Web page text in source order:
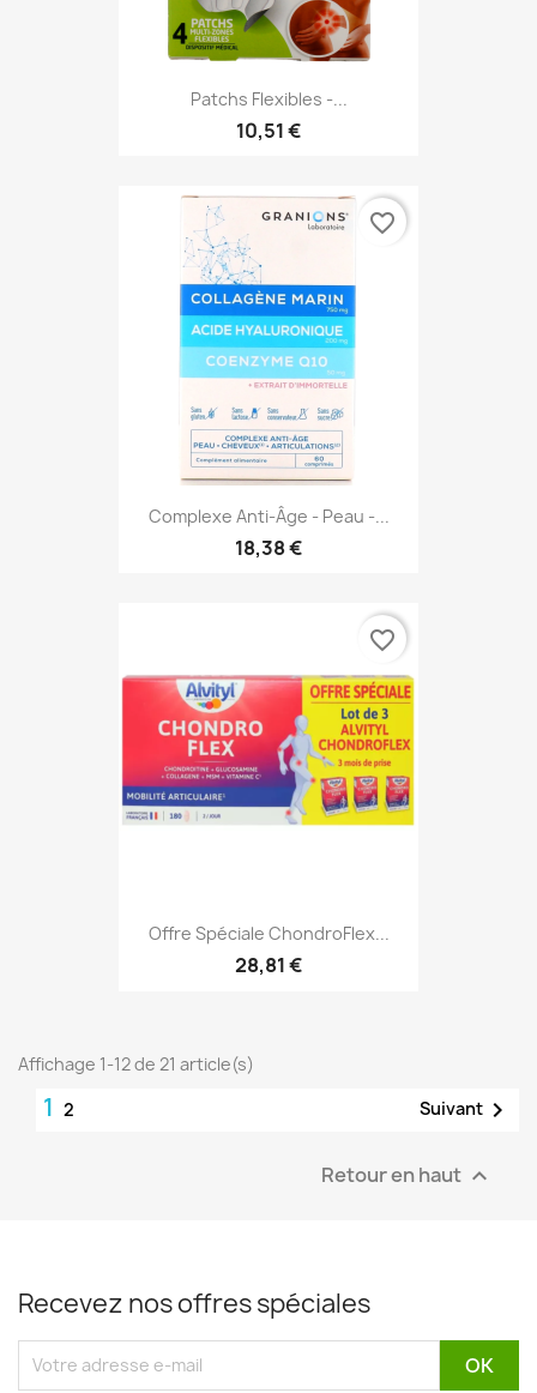
Patchs Flexibles -...
10,51 €
Complexe Anti-Âge - Peau -...
18,38 €
favorite_border
Offre Spéciale ChondroFlex...
28,81 €
favorite_border
Affichage 1-12 de 21 article(s)
1 2 Suivant 
Retour en haut 
Recevez nos offres spéciales